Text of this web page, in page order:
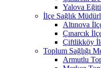
Yalova
İlçe Sağlık
Altınova
Çınarcık
Çiftlikköy
Toplum Sağlığı
Armutlu